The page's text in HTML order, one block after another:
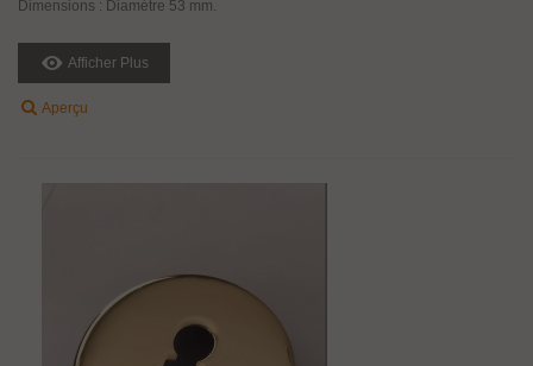
Dimensions : Diamètre 53 mm.
Afficher Plus
Aperçu